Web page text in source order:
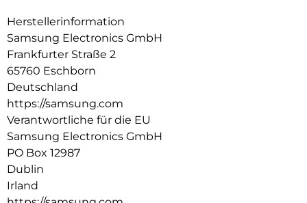
Herstellerinformation
Samsung Electronics GmbH
Frankfurter Straße 2
65760 Eschborn
Deutschland
https://samsung.com
Verantwortliche für die EU
Samsung Electronics GmbH
PO Box 12987
Dublin
Irland